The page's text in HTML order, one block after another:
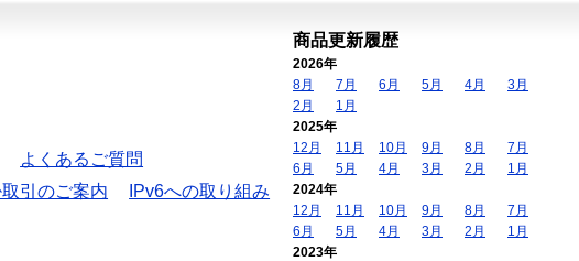
よくあるご質問
引のご案内
IPv6への取り組み
商品更新履歴
2026年
8月
7月 6月 5月 4月
3月
2月
1月
2025年
12月
11月 10月 9月 8月
7月
6月
5月 4月 3月 2月
1月
2024年
12月
11月 10月 9月 8月
7月
6月
5月 4月 3月 2月
1月
2023年